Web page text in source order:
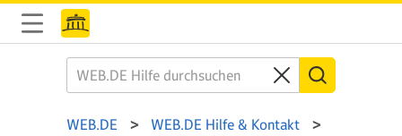
WEB.DE
WEB.DE Hilfe & Kontakt